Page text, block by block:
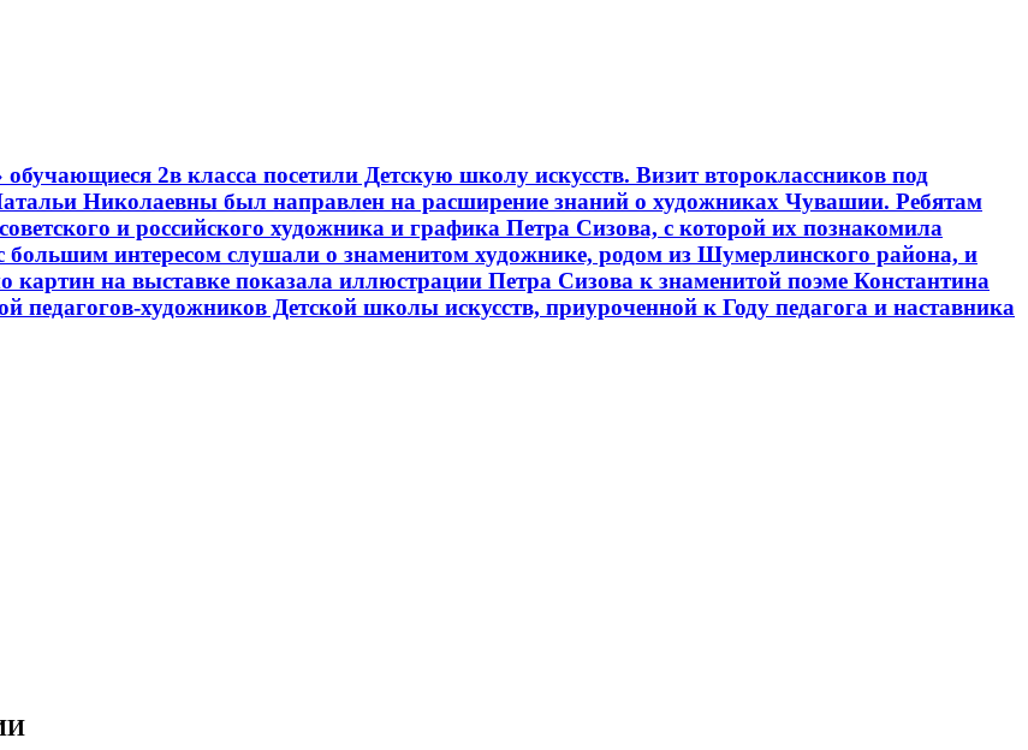
2в класса посетили Детскую школу искусств. Визит второклассников под
Николаевны был направлен на расширение знаний о художниках Чувашии. Ребятам
и российского художника и графика Петра Сизова, с которой их познакомила
интересом слушали о знаменитом художнике, родом из Шумерлинского района, и
на выставке показала иллюстрации Петра Сизова к знаменитой поэме Константина
художников Детской школы искусств, приуроченной к Году педагога и наставника